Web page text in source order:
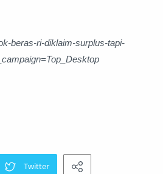
beras-ri-diklaim-surplus-tapi-